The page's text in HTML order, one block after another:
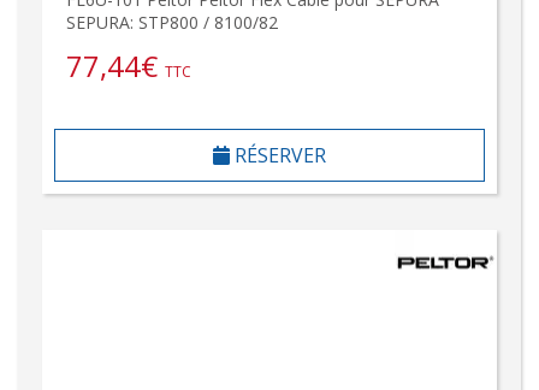
SEPURA: STP800 / 8100/82
77,44€ TTC
RÉSERVER